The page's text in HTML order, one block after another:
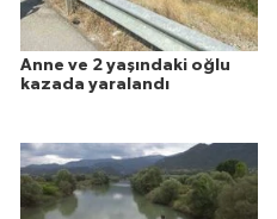
Anne ve 2 yaşındaki oğlu
kazada yaralandı